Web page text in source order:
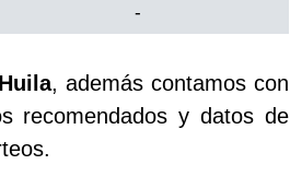
-
Huila, además contamos con
recomendados y datos de